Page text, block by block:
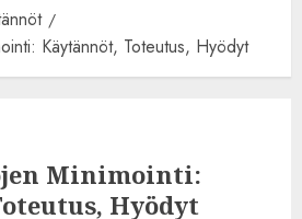
Käytännöt, Toteutus, Hyödyt
Minimointi:
Hyödyt